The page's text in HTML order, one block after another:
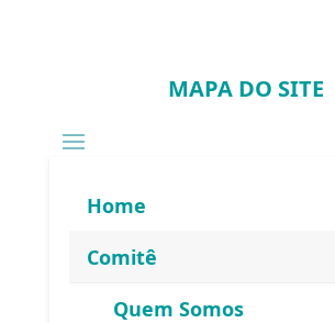
MAPA DO SITE
Home
Comitê
Quem Somos